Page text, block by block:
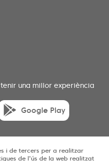
una millor experiència
Google Play
reservats
i de tercers per a realitzar
de l'ús de la web realitzat